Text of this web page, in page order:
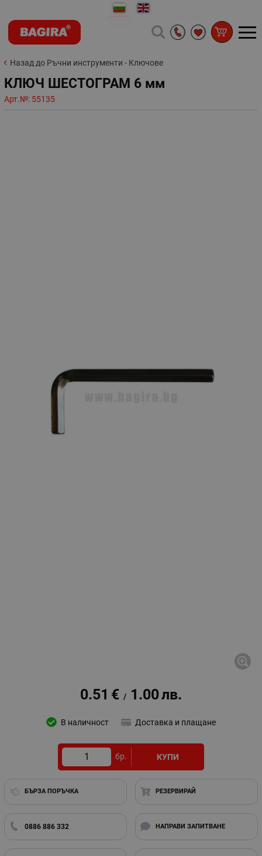
Назад до Ръчни инструменти - Ключове
КЛЮЧ ШЕСТОГРАМ 6 мм
Арт.№: 55135
0.51 € / 1.00лв.
В наличност Доставка и плащане
бр. КУПИ
БЪРЗА ПОРЪЧКА РЕЗЕРВИРАЙ
0886 886 332 НАПРАВИ ЗАПИТВАНЕ